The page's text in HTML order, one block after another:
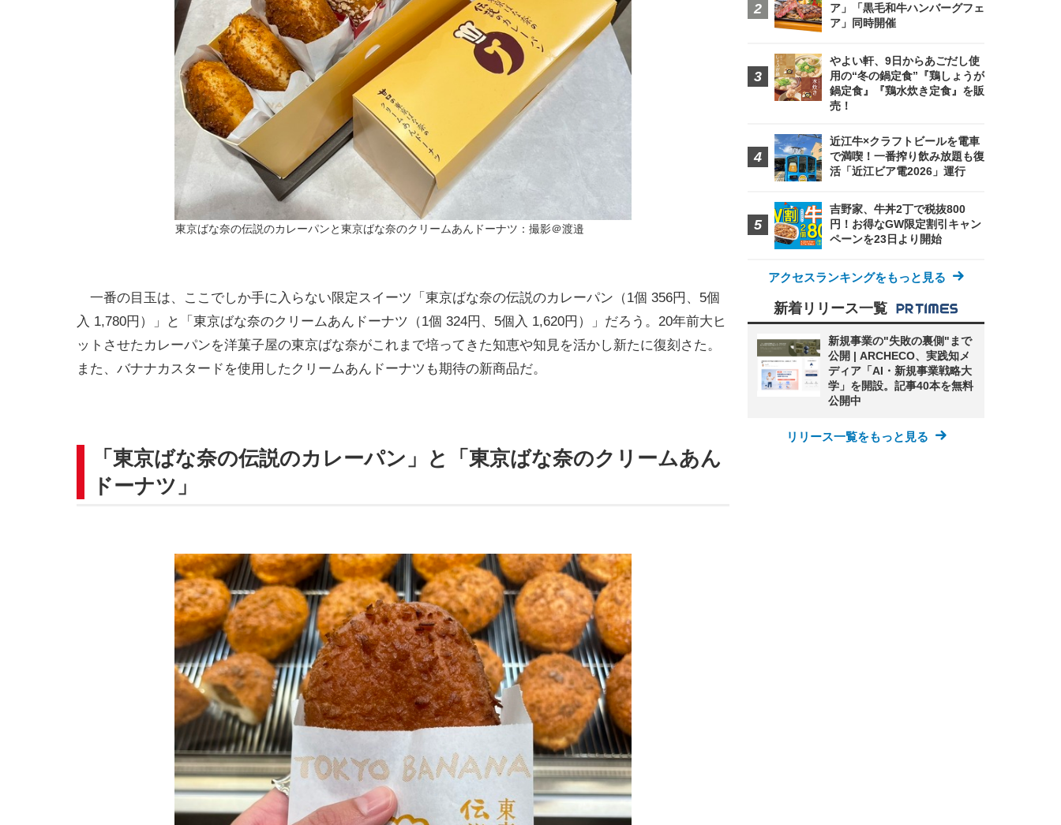
東京ばな奈の伝説のカレーパンと東京ばな奈のクリームあんドーナツ：撮影＠渡邉
一番の目玉は、ここでしか手に入らない限定スイーツ「東京ばな奈の伝説のカレーパン（1個 356円、5個
入 1,780円）」と「東京ばな奈のクリームあんドーナツ（1個 324円、5個入 1,620円）」だろう。20年前大ヒ
ットさせたカレーパンを洋菓子屋の東京ばな奈がこれまで培ってきた知恵や知見を活かし新たに復刻さた。
また、バナナカスタードを使用したクリームあんドーナツも期待の新商品だ。
「東京ばな奈の伝説のカレーパン」と「東京ばな奈のクリームあん
ドーナツ」
ア」「黒毛和牛ハンバーグフェ
ア」同時開催
やよい軒、9日からあごだし使
用の“冬の鍋定食”『鶏しょうが
鍋定食』『鶏水炊き定食』を販
売！
近江牛×クラフトビールを電車
で満喫！一番搾り飲み放題も復
活「近江ビア電2026」運行
吉野家、牛丼2丁で税抜800
円！お得なGW限定割引キャン
ペーンを23日より開始
アクセスランキングをもっと見る
新着リリース一覧
新規事業の"失敗の裏側"まで
公開 | ARCHECO、実践知メ
ディア「AI・新規事業戦略大
学」を開設。記事40本を無料
公開中
リリース一覧をもっと見る